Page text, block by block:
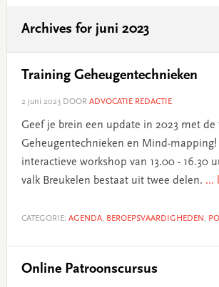
Archives for juni 2023
Training Geheugentechnieken
2 juni 2023DOOR ADVOCATIE REDACTIE
Geef je brein een update in 2023 met
Geheugentechnieken en Mind-mapping!
interactieve workshop van 13.00 - 16.30
valk Breukelen bestaat uit twee delen. ...
CATEGORIE: AGENDA, BEROEPSVAARDIGHEDEN ,
Online Patroonscursus